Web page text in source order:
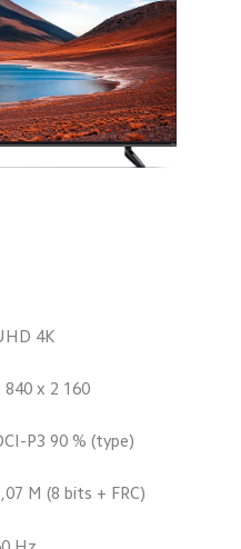
4K
840 x 2 160
P3 90 % (type)
M (8 bits + FRC)